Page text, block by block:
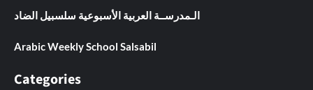
الـمدرســة العربية الأسبوعية سلسبيل الضاد
Arabic Weekly School Salsabil
Categories